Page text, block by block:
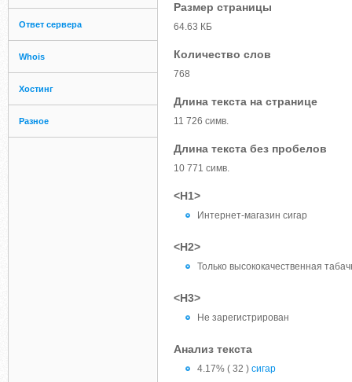
Ответ сервера
Whois
Хостинг
Разное
Размер страницы
64.63 КБ
Количество слов
768
Длина текста на странице
11 726 симв.
Длина текста без пробелов
10 771 симв.
<H1>
Интернет-магазин сигар
<H2>
Только высококачественная
<H3>
Не зарегистрирован
Анализ текста
4.17% ( 32 ) сигар